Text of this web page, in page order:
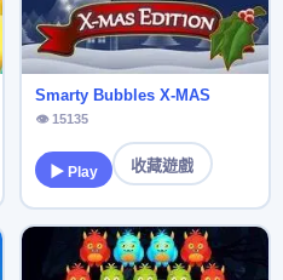
Smarty Bubbles X-MAS
👁 15135
▶ Play 收藏遊戲